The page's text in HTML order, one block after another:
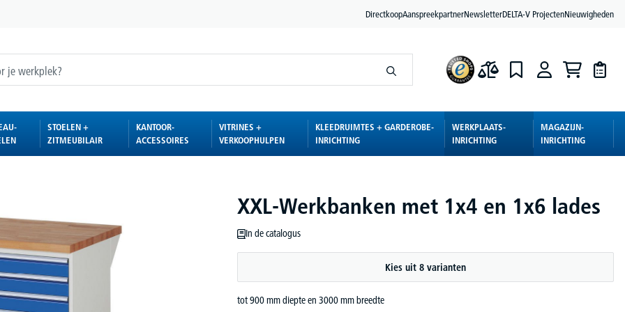
DirectkoopAanspreekpartnerNewsletterDELTA-V ProjectenNieuwigheden
STOELEN +
ZITMEUBILAIR
KANTOOR-
ACCESSOIRES
VITRINES +
VERKOOPHULPEN
KLEEDRUIMTES + GARDEROBE-
INRICHTING
WERKPLAATS-
INRICHTING
MAGAZIJN-
INRICHTING
XXL-Werkbanken met 1x4 en 1x6 lades
In de catalogus
Kies uit 8 varianten
tot 900 mm diepte en 3000 mm breedte